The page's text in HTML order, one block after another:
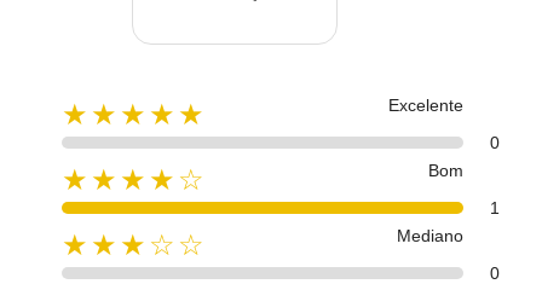
★★★★★
Excelente
0
★★★★☆
Bom
1
★★★☆☆
Mediano
0